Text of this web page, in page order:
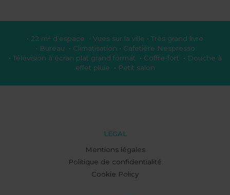
• 22 m² d’espace • Vues sur la ville • Très grand livre
• Bureau • Climatisation • Cafetière Nespresso
• Télévision à écran plat grand format • Coffre-fort • Douche à
effet pluie • Petit salon
LEGAL
Mentions légales
Politique de confidentialité
Cookie Policy